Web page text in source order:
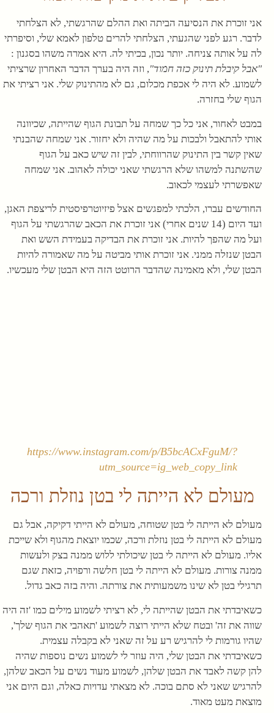
אני זוכרת את הנסיעה הביתה ואת ההלם שהרגשתי, לא הצלחתי
לדבר. רגע לפני שהגעתי, הצלחתי להרים טלפון לאמא שלי, וסיפרתי
לה על אותה צניחה. יותר נכון, בכיתי לה. היא אמרה משהו בסגנון :
"אבל קיבלת תינוק כזה חמוד", וזה היה בערך הדבר האחרון שרציתי
לשמוע. לא היה לי אכפת מכלום, גם לא מהתינוק שלי. אני רציתי את
הגוף שלי בחזרה.
במבט לאחור, אני כל כך שמחה על תבונת הגוף שהייתה, שכיוונה
אותי להתאבל ולבכות על מה שהיה ולא יחזור. אני שמחה שהבנתי
שאין קשר בין התינוק שהרווחתי, לבין זה שיש כאב על הגוף
שהשתנה למשהו שלא הרגשתי שאני יכולה לאהוב. אני שמחה
שאפשרתי לעצמי לכאוב.
החודשים עברו, הלכתי למפגשים אצל פיזיוטרפיסטית לריצפת האגן,
ועד היום (14 שנים אחרי) אני זוכרת את הכאב שהרגשתי על הגוף
ועל מה שהפך להיות. אני זוכרת את הבדיקה בעמידת השש ואת
הבטן שנזלה ממני. אני זוכרת אותי מביטה על מה שאמורה להיות
הבטן שלי, ולא מאמינה שהדבר הרוטט הזה היא הבטן שלי מעכשיו.
https://www.instagram.com/p/B5bcACxFguM/?
utm_source=ig_web_copy_link
מעולם לא הייתה לי בטן נוזלת ורכה
מעולם לא הייתה לי בטן שטוחה, מעולם לא הייתי דקיקה, אבל גם
מעולם לא הייתה לי בטן נוזלת ורכה, שכמו יוצאת מהגוף ולא שייכת
אליו. מעולם לא הייתה לי בטן שיכולתי ללוש ממנה בצק ולעשות
ממנה צורות. מעולם לא הייתה לי בטן חלשה ורפויה, כזאת שגם
תרגילי בטן לא שינו משמעותית את צורתה. והיה בזה כאב גדול.
כשאיבדתי את הבטן שהייתה לי, לא רציתי לשמוע מילים כמו 'זה היה
שווה את זה' ובטח שלא הייתי רוצה לשמוע 'תאהבי את הגוף שלך',
שהיו גורמות לי להרגיש רע על זה שאני לא בקבלה עצמית.
כשאיבדתי את הבטן שלי, היה עוזר לי לשמוע נשים נוספות שהיה
להן קשה לאבד את הבטן שלהן, לשמוע מעוד נשים על הכאב שלהן,
להרגיש שאני לא סתם בוכה. לא מצאתי עדויות כאלה, וגם היום אני
מוצאת מעט מאוד.